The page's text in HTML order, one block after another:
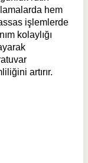
hem
işlemlerde
kolaylığı
artırır.